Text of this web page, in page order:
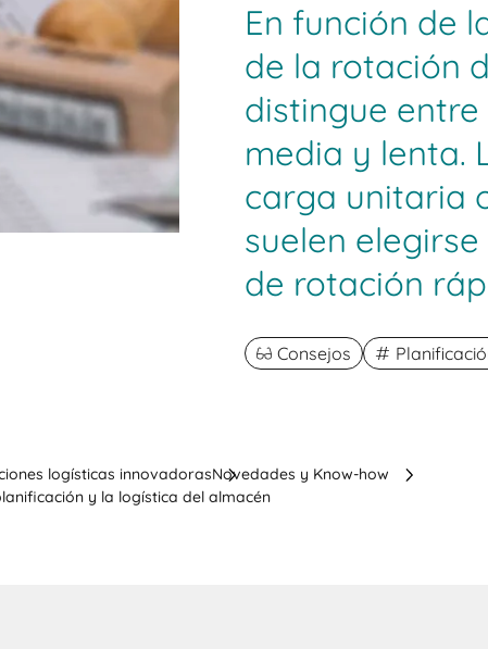
En función de
de la rotación
distingue
media y lenta.
carga unitaria
suelen
de rotación
Consejos
logísticas innovadorasNovedades y Know-how
y la logística del almacén